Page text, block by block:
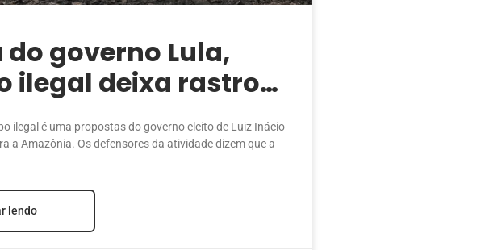
do governo Lula,
ilegal deixa rastro
na Amazônia
ilegal é uma propostas do governo eleito de Luiz Inácio
a Amazônia. Os defensores da atividade dizem que a
lendo